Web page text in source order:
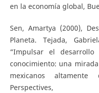
en la economía global,
Sen, Amartya (2000),
Planeta. Tejada,
“Impulsar el
conocimiento: una
mexicanos altamente